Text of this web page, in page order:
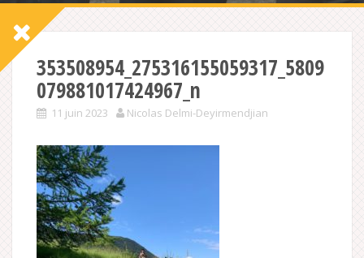
353508954_275316155059317_5809
079881017424967_n
11 juin 2023 Nicolas Delmi-Deyirmendjian